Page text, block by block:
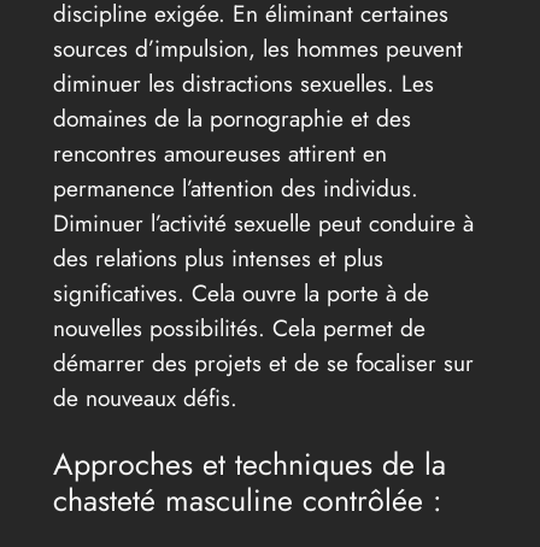
discipline exigée. En éliminant certaines
sources d’impulsion, les hommes peuvent
diminuer les distractions sexuelles. Les
domaines de la pornographie et des
rencontres amoureuses attirent en
permanence l’attention des individus.
Diminuer l’activité sexuelle peut conduire à
des relations plus intenses et plus
significatives. Cela ouvre la porte à de
nouvelles possibilités. Cela permet de
démarrer des projets et de se focaliser sur
de nouveaux défis.
Approches et techniques de la
chasteté masculine contrôlée :